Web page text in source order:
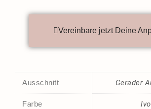
Vereinbare jetzt Deine
Ausschnitt Gerader
Farbe